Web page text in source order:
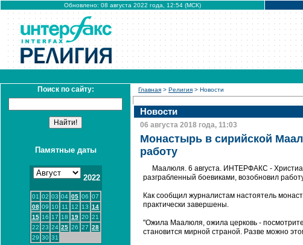
Обновлено: 08 августа 2022 года, 12:54 (МСК)
Поиск по сайту:
Памятные даты
2022
01 02 03 04 05 06 07
08 09 10 11 12 13 14
15 16 17 18 19 20 21
22 23 24 25 26 27 28
29 30 31
Главная > Религия > Новости
Новости
06 августа 2018 года, 11:03
Монастырь в сирийской
работу
Маалюля. 6 августа. ИНТЕРФАКС -
разграбленный боевиками, возобновил
Как сообщил журналистам настоятель
практически завершены.
"Ожила Маалюля, ожила церковь -
становится мирной страной. Разве можно